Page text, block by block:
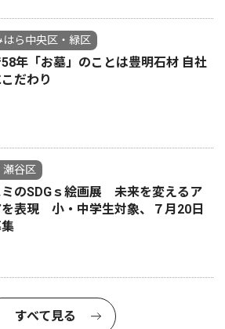
はら中央区・緑区
年「お墓」のことは豊明石材 自社
だわり
瀬谷区
ミのSDGｓ絵画展 未来を変えるア
を表現 小・中学生対象、７月20日
すべて見る